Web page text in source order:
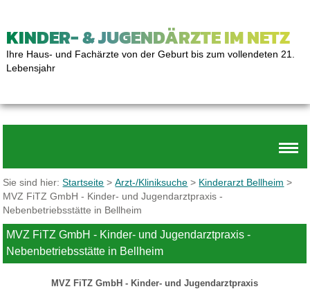
KINDER- & JUGENDÄRZTE IM NETZ
Ihre Haus- und Fachärzte von der Geburt bis zum vollendeten 21.
Lebensjahr
Sie sind hier:Startseite >Arzt-/Kliniksuche > Kinderarzt Bellheim >
MVZ FiTZ GmbH - Kinder- und Jugendarztpraxis -
Nebenbetriebsstätte in Bellheim
MVZ FiTZ GmbH - Kinder- und Jugendarztpraxis -
Nebenbetriebsstätte in Bellheim
MVZ FiTZ GmbH - Kinder- und Jugendarztpraxis